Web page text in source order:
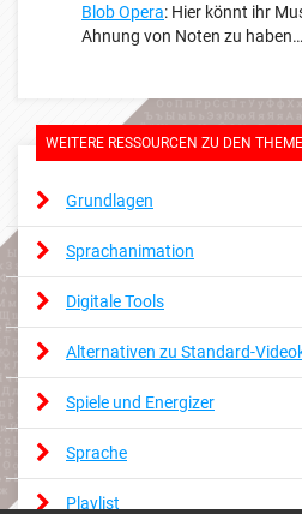
Blob Opera: Hier könnt ihr
Ahnung von Noten zu haben…
WEITERE RESSOURCEN ZU DEN
Grundlagen
Sprachanimation
Digitale Tools
Alternativen zu Standard-
Spiele und Energizer
Sprache
Playlist